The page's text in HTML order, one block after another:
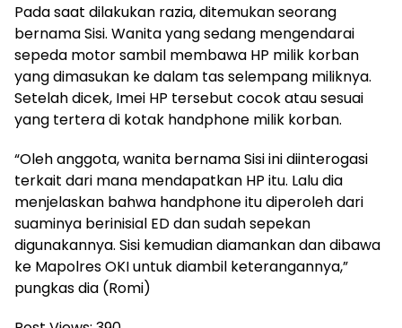
Pada saat dilakukan razia, ditemukan seorang
bernama Sisi. Wanita yang sedang mengendarai
sepeda motor sambil membawa HP milik korban
yang dimasukan ke dalam tas selempang miliknya.
Setelah dicek, Imei HP tersebut cocok atau sesuai
yang tertera di kotak handphone milik korban.
“Oleh anggota, wanita bernama Sisi ini diinterogasi
terkait dari mana mendapatkan HP itu. Lalu dia
menjelaskan bahwa handphone itu diperoleh dari
suaminya berinisial ED dan sudah sepekan
digunakannya. Sisi kemudian diamankan dan dibawa
ke Mapolres OKI untuk diambil keterangannya,”
pungkas dia (Romi)